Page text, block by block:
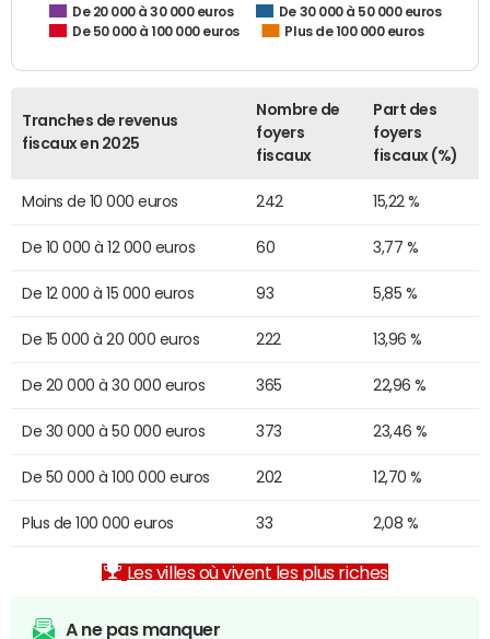
De 20 000 à 30 000 euros
De 30 000 à 50 000 euros
De 50 000 à 100 000 euros
Plus de 100 000 euros
Tranches de revenus
fiscaux en 2025
Nombre de
foyers
fiscaux
Part des
foyers
fiscaux (%)
Moins de 10 000 euros 242 15,22 %
De 10 000 à 12 000 euros 60 3,77 %
De 12 000 à 15 000 euros 93 5,85 %
De 15 000 à 20 000 euros 222 13,96 %
De 20 000 à 30 000 euros 365 22,96 %
De 30 000 à 50 000 euros 373 23,46 %
De 50 000 à 100 000 euros 202 12,70 %
Plus de 100 000 euros 33 2,08 %
Les villes où vivent les plus riches
A ne pas manquer